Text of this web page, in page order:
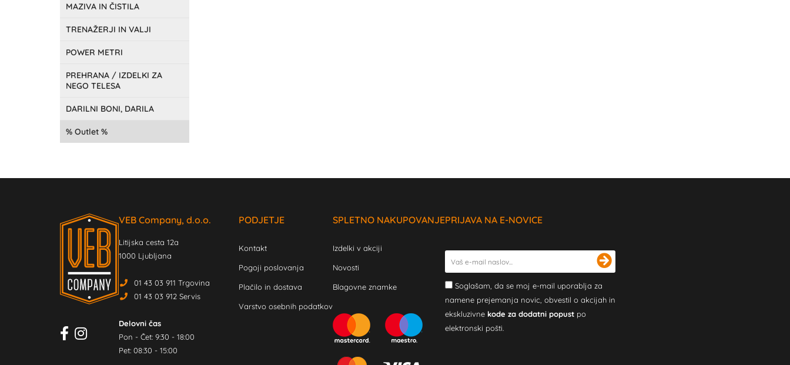
MAZIVA IN ČISTILA
TRENAŽERJI IN VALJI
POWER METRI
PREHRANA / IZDELKI ZA
NEGO TELESA
DARILNI BONI, DARILA
Outlet
VEB Company, d.o.o.
Litijska cesta 12a
1000 Ljubljana
01 43 03 911 Trgovina
01 43 03 912 Servis
Delovni čas
Pon - Čet: 9:30 - 18:00
Pet: 08:30 - 15:00
PODJETJE
Kontakt
Pogoji poslovanja
Plačilo in dostava
Varstvo osebnih podatkov
SPLETNO NAKUPOVANJE
Izdelki v akciji
Novosti
Blagovne znamke
PRIJAVA NA E-NOVICE
Soglašam, da se moj e-mail uporablja za
namene prejemanja novic, obvestil o akcijah in
ekskluzivne kode za dodatni popust po
elektronski pošti.